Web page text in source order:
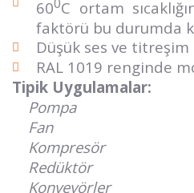
60 C ortam
faktörü bu durumda
Düşük ses ve titreşim
RAL 1019 renginde
Tipik Uygulamalar:
Pompa
Fan
Kompresör
Redüktör
Konveyörler